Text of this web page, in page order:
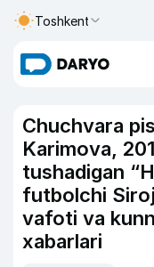
Toshkent
Chuchvara
Karimova,
tushadigan
futbolchi
vafoti va
xabarlari